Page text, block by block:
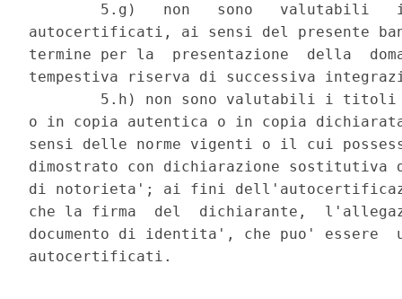
5.g)   non   sono   valutabili
autocertificati, ai sensi del presente
termine per la  presentazione  della
tempestiva riserva di successiva
5.h) non sono valutabili i
o in copia autentica o in copia
sensi delle norme vigenti o il cui
dimostrato con dichiarazione
di notorieta'; ai fini
che la firma  del  dichiarante,
documento di identita', che puo'
autocertificati.